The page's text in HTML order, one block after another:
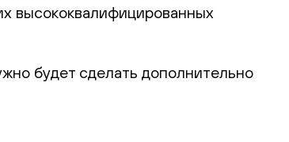
высококвалифицированных
будет сделать дополнительно